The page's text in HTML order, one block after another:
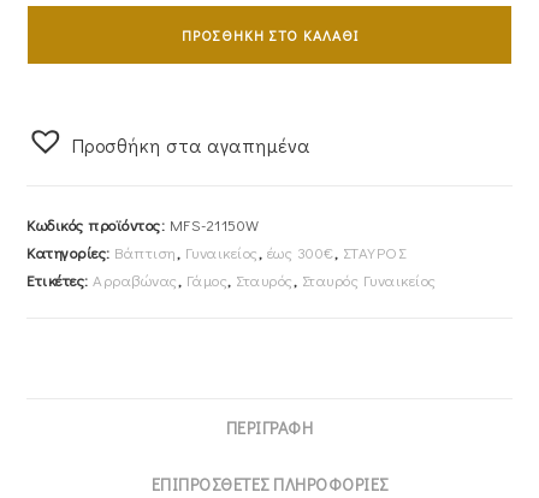
Με
Λευκόχρυσος
Ζαγρέ
ΠΡΟΣΘΉΚΗ ΣΤΟ ΚΑΛΆΘΙ
Προσθήκη στα αγαπημένα
Κωδικός προϊόντος: MFS-21150W
Κατηγορίες: Βάπτιση, Γυναικείος, έως 300€, ΣΤΑΥΡΟΣ
Ετικέτες: Αρραβώνας, Γάμος, Σταυρός, Σταυρός Γυναικείος
ΠΕΡΙΓΡΑΦΉ
ΕΠΙΠΡΌΣΘΕΤΕΣ ΠΛΗΡΟΦΟΡΊΕΣ